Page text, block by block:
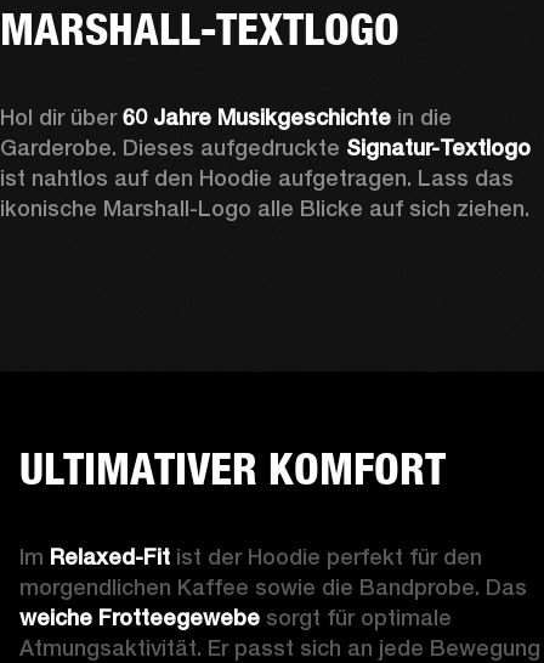
MARSHALL-TEXTLOGO
Hol dir über 60 Jahre Musikgeschichte in die
Garderobe. Dieses aufgedruckte Signatur-Textlogo
ist nahtlos auf den Hoodie aufgetragen. Lass das
ikonische Marshall-Logo alle Blicke auf sich ziehen.
ULTIMATIVER KOMFORT
Im Relaxed-Fit ist der Hoodie perfekt für den
weiche Frotteegewebe sorgt für optimale
Atmungsaktivität. Er passt sich an jede Bewegung